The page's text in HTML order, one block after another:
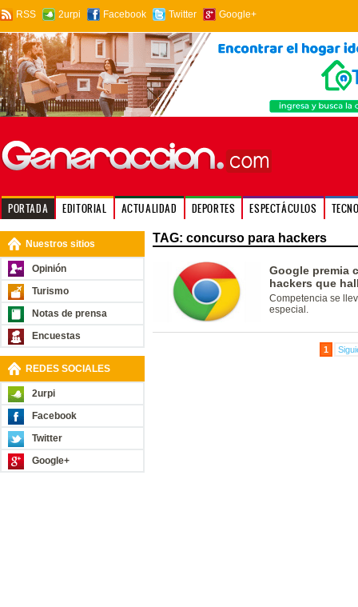
RSS 2urpi Facebook Twitter Google+
PORTADA EDITORIAL ACTUALIDAD DEPORTES ESPECTÁCULOS
Nuestros sitios
Opinión
Turismo
Notas de prensa
Encuestas
REDES SOCIALES
2urpi
Facebook
Twitter
Google+
TAG: concurso para hackers
Google premia
hackers que
Competencia se
especial.
1